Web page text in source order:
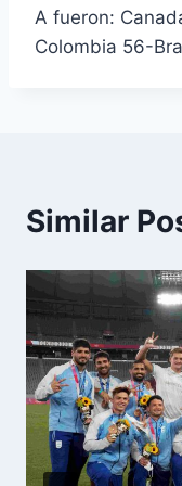
A fueron:
Colombia 56-
Similar